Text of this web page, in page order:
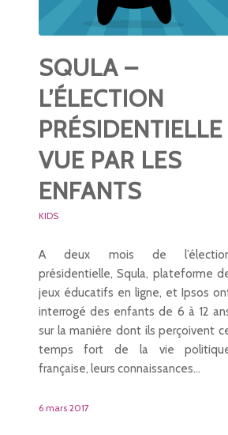
SQULA –
L’ÉLECTION
PRÉSIDENTIELLE
VUE PAR LES
ENFANTS
KIDS
A deux mois de
présidentielle, Squla, plateforme
jeux éducatifs en ligne, et Ipsos
interrogé des enfants de 6 à 12
sur la manière dont ils perçoivent
temps fort de la vie
française, leurs connaissances…
6 mars 2017